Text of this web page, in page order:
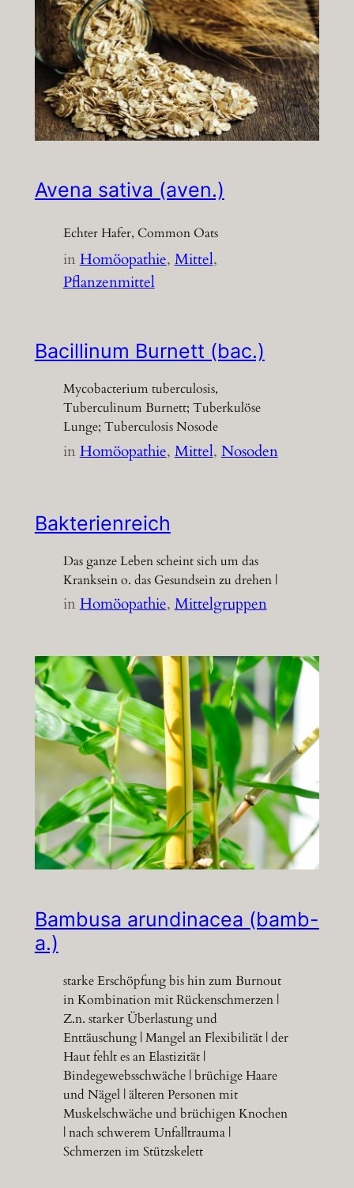
Avena sativa (aven.)
Echter Hafer, Common Oats
inHomöopathie, Mittel
Pflanzenmittel
Bacillinum Burnett (bac.)
Mycobacterium tuberculosis,
Tuberculinum Burnett; Tuberkulöse
Lunge; Tuberculosis Nosode
inHomöopathie, Mittel, Nosoden
Bakterienreich
Das ganze Leben scheint sich um das
Kranksein o. das Gesundsein zu drehen |
inHomöopathie, Mittelgruppen
Bambusa arundinacea (bamb-
a.)
starke Erschöpfung bis hin zum Burnout
in Kombination mit Rückenschmerzen |
Z.n. starker Überlastung und
Enttäuschung | Mangel an Flexibilität | der
Haut fehlt es an Elastizität |
Bindegewebsschwäche | brüchige Haare
und Nägel | älteren Personen mit
Muskelschwäche und brüchigen Knochen
| nach schwerem Unfalltrauma |
Schmerzen im Stützskelett